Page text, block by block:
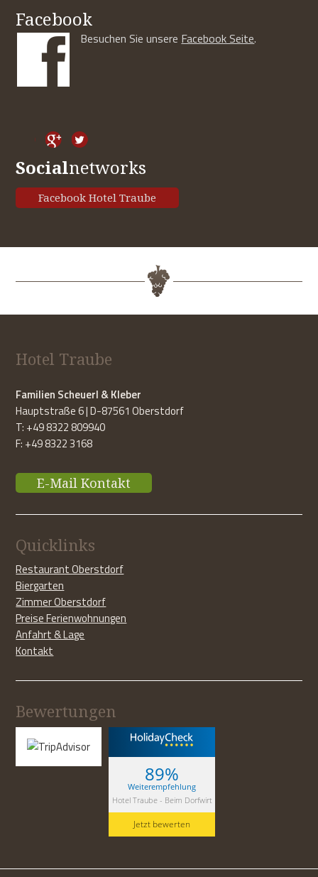
Facebook
Besuchen Sie unsere Facebook Seite.
Socialnetworks
Facebook Hotel Traube
Hotel Traube
Familien Scheuerl & Kleber
Hauptstraße 6 | D-87561 Oberstdorf
T: +49 8322 809940
F: +49 8322 3168
E-Mail Kontakt
Quicklinks
Restaurant Oberstdorf
Biergarten
Zimmer Oberstdorf
Preise Ferienwohnungen
Anfahrt & Lage
Kontakt
Bewertungen
89%
Weiterempfehlung
Hotel Traube - Beim Dorfwirt
Jetzt bewerten